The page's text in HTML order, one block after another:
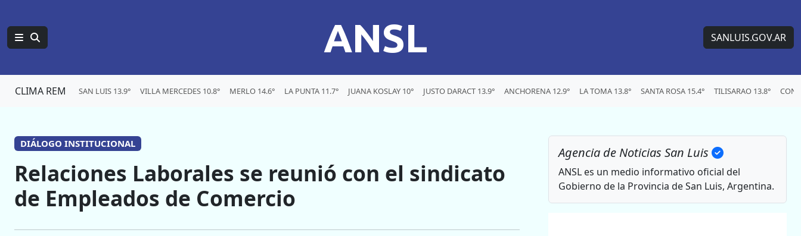
ANSL SANLUIS.GOV.AR
CLIMA REM SAN LUIS 13.9° VILLA MERCEDES 10.8° MERLO 14.6° LA PUNTA 11.7° JUANA KOSLAY 10° JUSTO DARACT 13.9° ANCHORENA 12.9° LA TOMA 13.8° SANTA ROSA 15.4° TILISARAO 13.8°
DIÁLOGO INSTITUCIONAL
Relaciones Laborales se reunió con el sindicato
de Empleados de Comercio
Agencia de Noticias San Luis
ANSL es un medio informativo oficial del
Gobierno de la Provincia de San Luis, Argentina.